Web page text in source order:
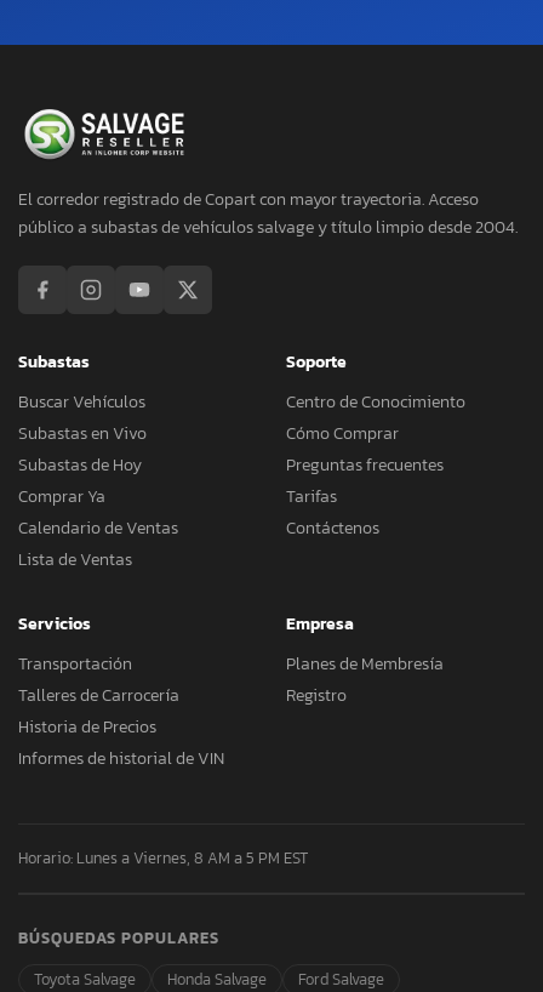
El corredor registrado de Copart con mayor trayectoria. Acceso
público a subastas de vehículos salvage y título limpio desde 2004.
Subastas
Buscar Vehículos
Subastas en Vivo
Subastas de Hoy
Comprar Ya
Calendario de Ventas
Lista de Ventas
Soporte
Centro de Conocimiento
Cómo Comprar
Preguntas frecuentes
Tarifas
Contáctenos
Servicios
Transportación
Talleres de Carrocería
Historia de Precios
Informes de historial de VIN
Empresa
Planes de Membresía
Registro
Horario: Lunes a Viernes, 8 AM a 5 PM EST
BÚSQUEDAS POPULARES
Toyota Salvage
Honda Salvage Ford Salvage